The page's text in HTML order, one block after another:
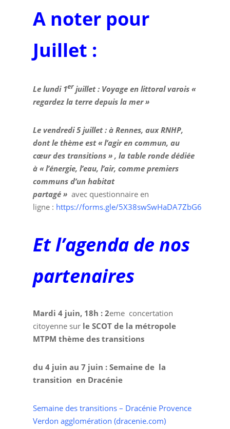
A noter pour
Juillet :
Le lundi 1erjuillet : Voyage en littoral varois «
regardez la terre depuis la mer »
Le vendredi 5 juillet: à Rennes, aux RNHP,
dont le thème est « l’agir en commun, au
cœur des transitions » , la table ronde dédiée
à « l’énergie, l’eau, l’air, comme premiers
communs d’un habitat
partagé » avec questionnaire en
ligne : https://forms.gle/5X38swSwHaDA7ZbG6
Et l’agenda de nos
partenaires
Mardi 4 juin, 18h : 2eme concertation
citoyenne sur le SCOT de la métropole
MTPM thème des transitions
du 4 juin au 7 juin : Semaine de la
transition en Dracénie
Semaine des transitions – Dracénie Provence
Verdon agglomération (dracenie.com)